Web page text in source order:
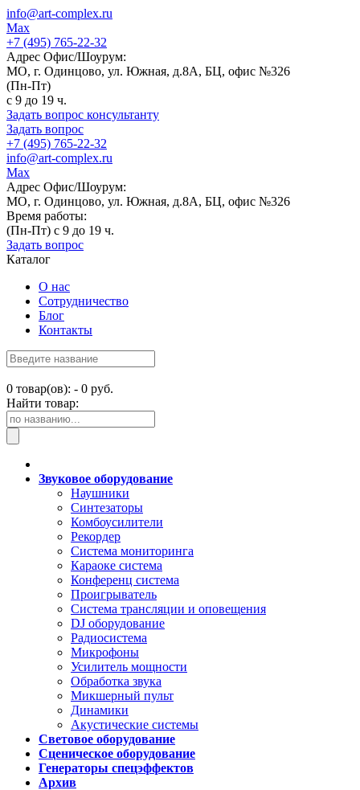
info@art-complex.ru
Max
+7 (495) 765-22-32
Адрес Офис/Шоурум:
МО, г. Одинцово, ул. Южная, д.8А, БЦ, офис №326
(Пн-Пт)
с 9 до 19 ч.
Задать вопрос консультанту
Задать вопрос
+7 (495) 765-22-32
info@art-complex.ru
Max
Адрес Офис/Шоурум:
МО, г. Одинцово, ул. Южная, д.8А, БЦ, офис №326
Время работы:
(Пн-Пт) с 9 до 19 ч.
Задать вопрос
Каталог
О нас
Сотрудничество
Блог
Контакты
0 товар(ов): - 0 руб.
Найти товар:
Звуковое оборудование
Наушники
Синтезаторы
Комбоусилители
Рекордер
Система мониторинга
Караоке система
Конференц система
Проигрыватель
Система трансляции и оповещения
DJ оборудование
Радиосистема
Микрофоны
Усилитель мощности
Обработка звука
Микшерный пульт
Динамики
Акустические системы
Световое оборудование
Сценическое оборудование
Генераторы спецэффектов
Архив